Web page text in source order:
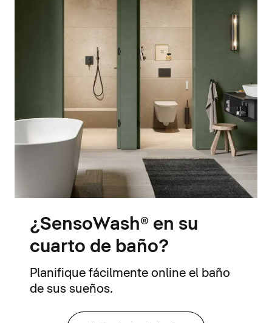
¿SensoWash® en su
cuarto de baño?
Planifique fácilmente online el baño
de sus sueños.